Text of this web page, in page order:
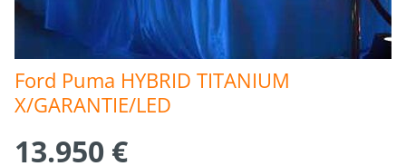
Ford Puma HYBRID TITANIUM
X/GARANTIE/LED
13.950 €